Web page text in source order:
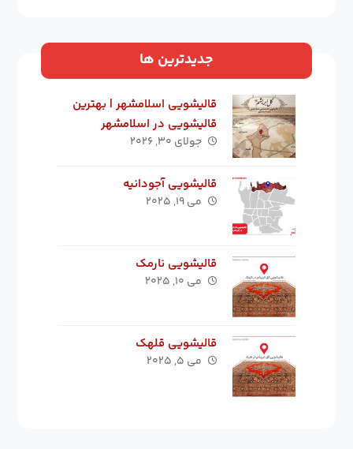
جدیدترین ها
قالیشویی اسلامشهر | بهترین
قالیشویی در اسلامشهر
جولای ۳۰, ۲۰۲۶
قالیشویی آجودانیه
می ۱۹, ۲۰۲۵
قالیشویی نارمک
می ۱۰, ۲۰۲۵
قالیشویی قلهک
می ۵, ۲۰۲۵